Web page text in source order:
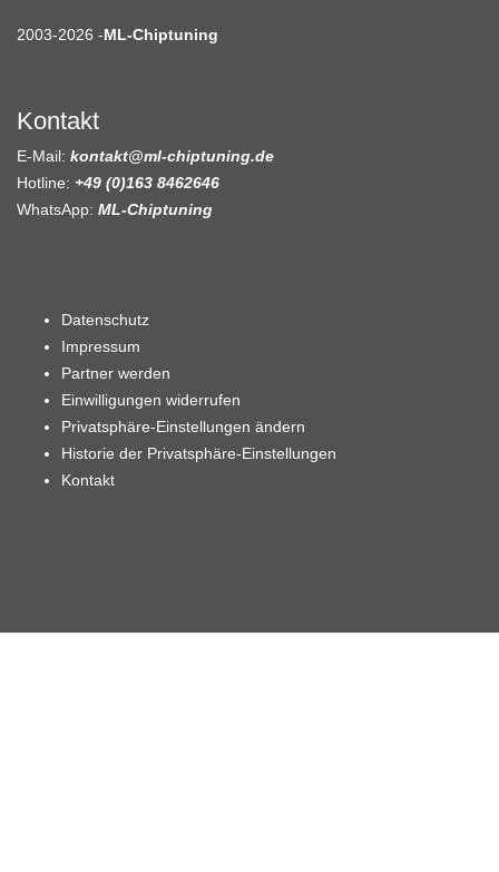
2003-2026 -ML-Chiptuning
Kontakt
E-Mail: kontakt@ml-chiptuning.de
Hotline: +49 (0)163 8462646
WhatsApp: ML-Chiptuning
Datenschutz
Impressum
Partner werden
Einwilligungen widerrufen
Privatsphäre-Einstellungen ändern
Historie der Privatsphäre-Einstellungen
Kontakt